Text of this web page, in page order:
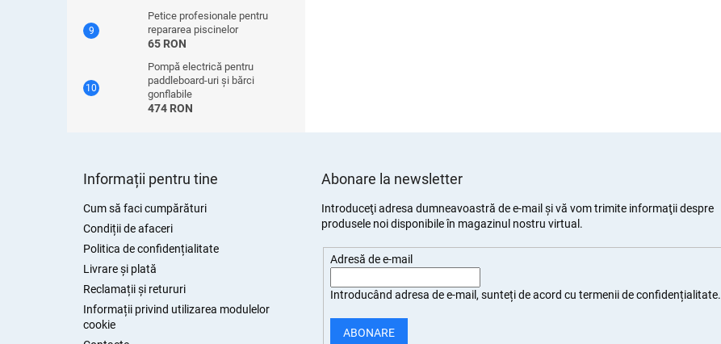
Petice profesionale pentru
repararea piscinelor
65 RON
Pompă electrică pentru
paddleboard-uri și bărci
gonflabile
474 RON
Informații pentru tine
Cum să faci cumpărături
Condiții de afaceri
Politica de confidențialitate
Livrare și plată
Reclamații și retururi
Informații privind utilizarea modulelor
cookie
Abonare la newsletter
Introduceţi adresa dumneavoastră de e-mail şi vă vom trimite informaţii despre
produsele noi disponibile în magazinul nostru virtual.
Adresă de e-mail
Introducând adresa de e-mail, sunteți deacord cu termenii de confidențialitate.
ABONARE